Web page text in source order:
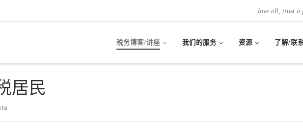
love all, trust a
税务博客/讲座 我们的服务 资源 了解/联
居民